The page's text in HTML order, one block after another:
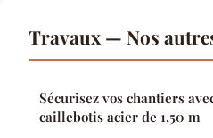
Travaux — Nos
Sécurisez vos chantiers
caillebotis acier de 1,50 m